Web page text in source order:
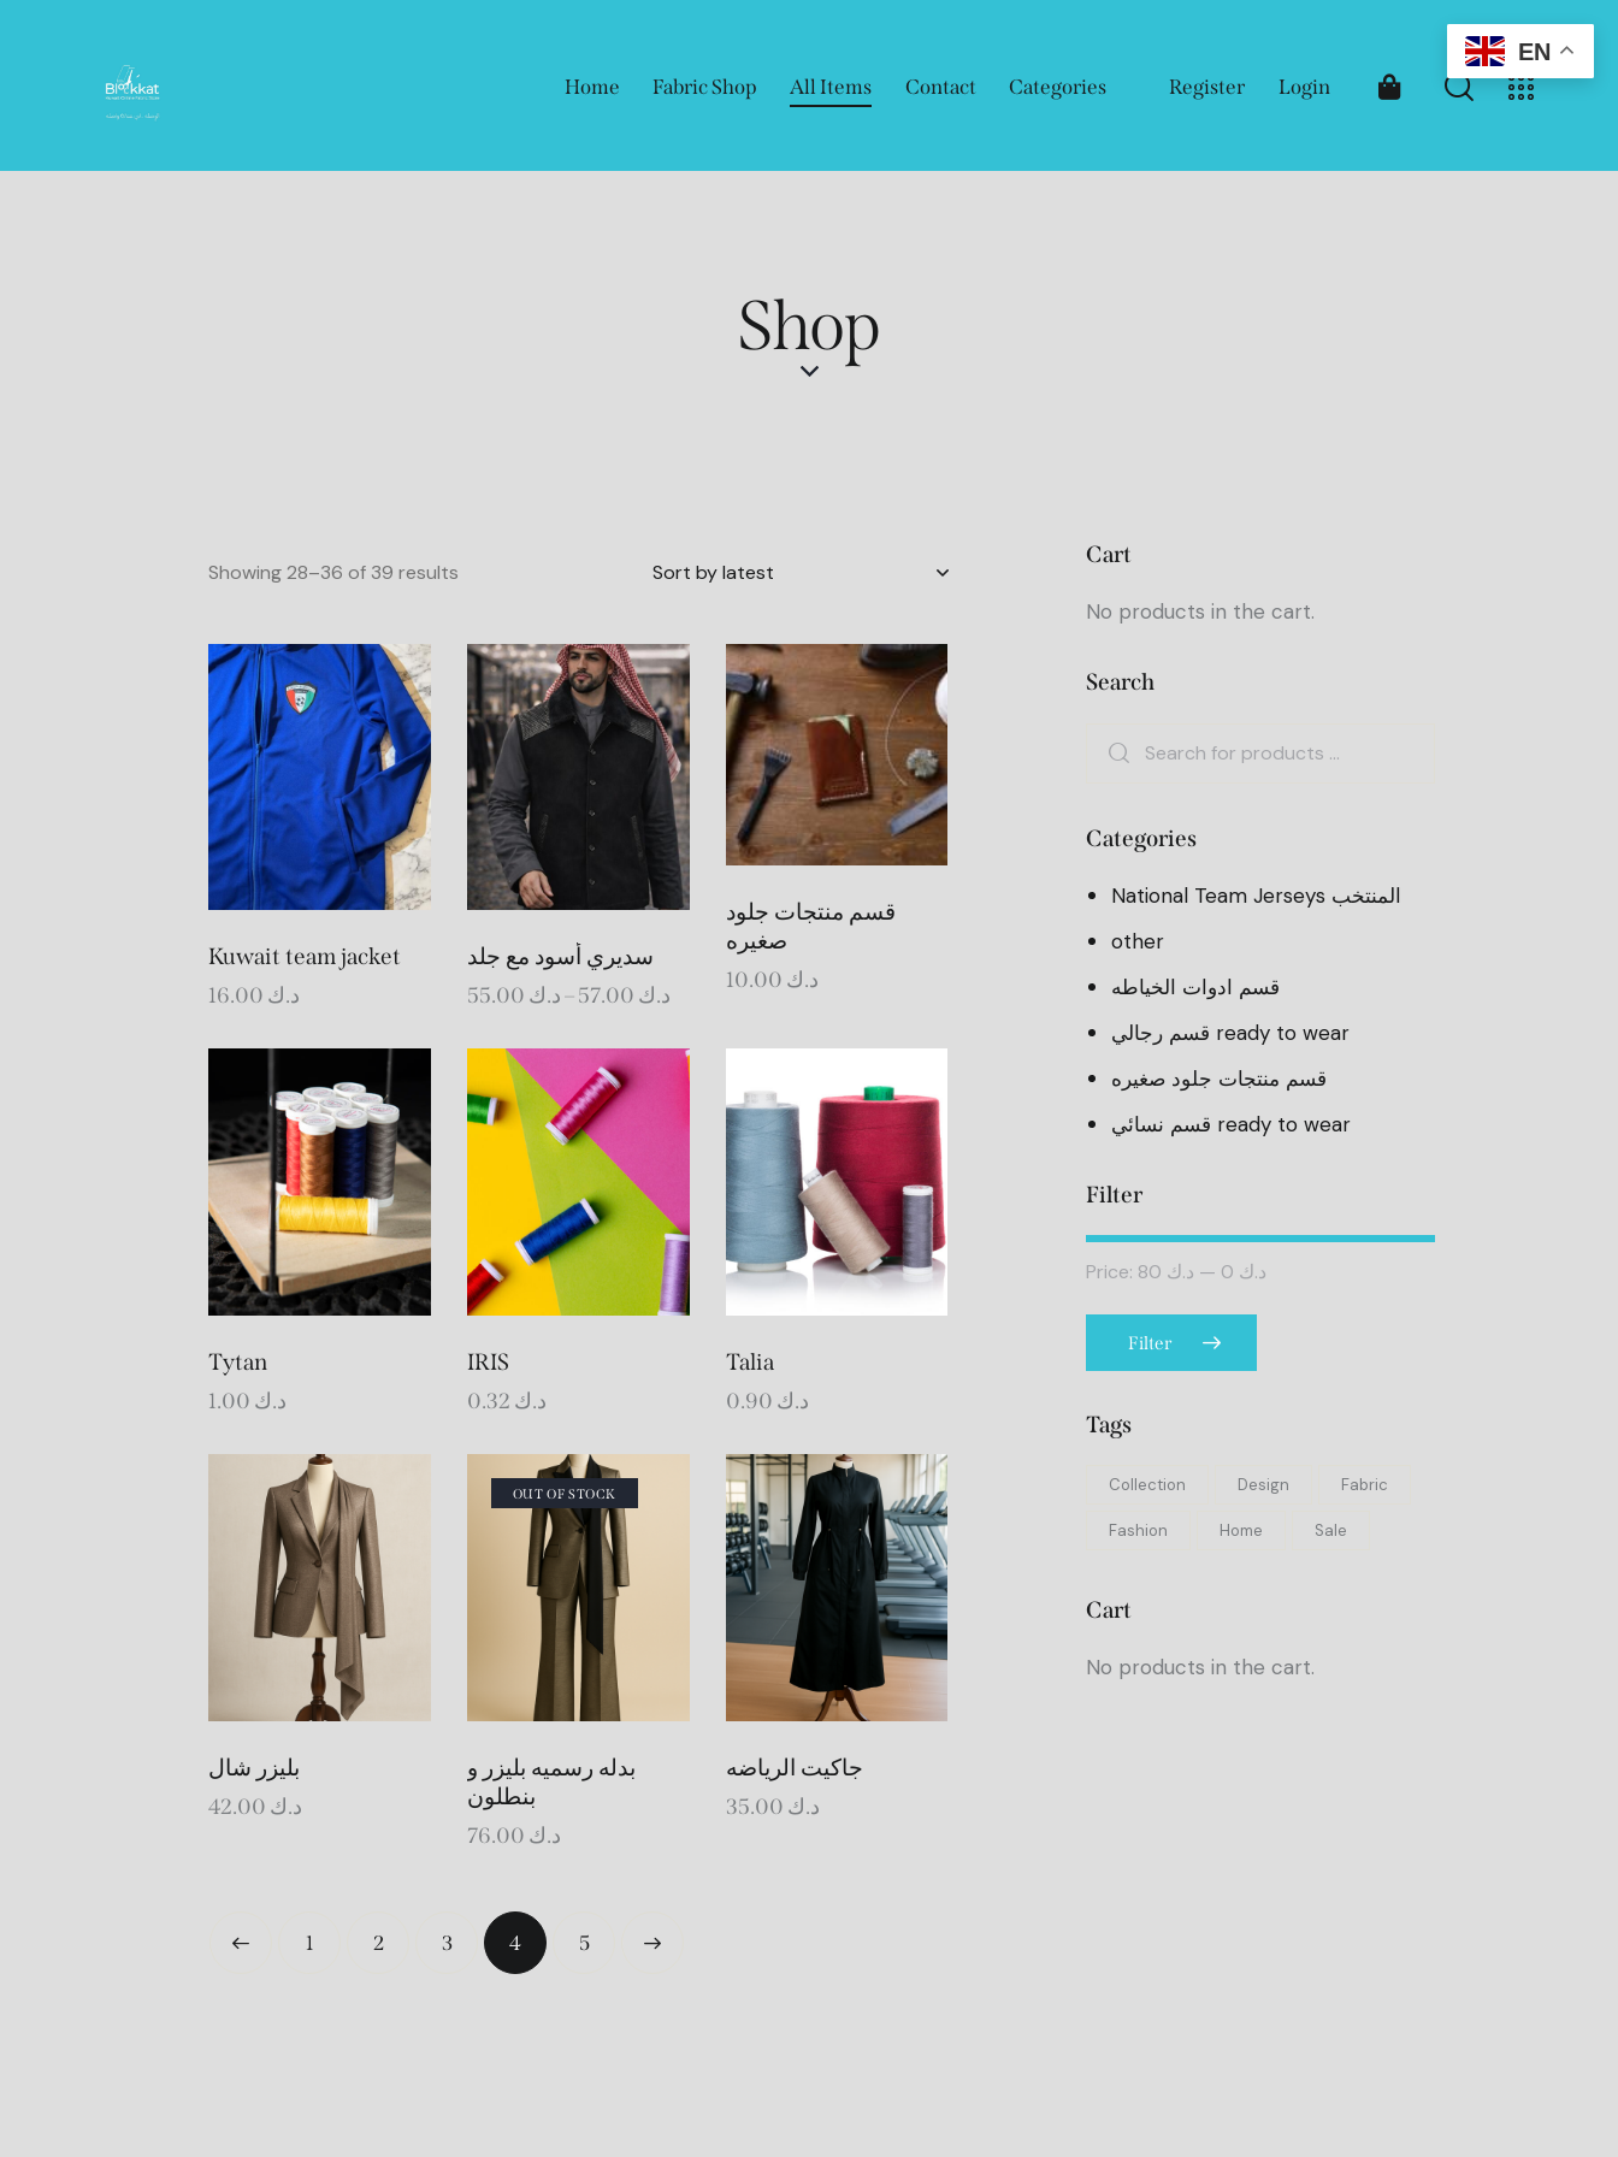
Home Fabric Shop All Items Contact Categories Register Login
Shop
Showing 28–36 of 39 results
Kuwait team jacket
د.ك
سديري أسود مع جلد
د.ك– د.ك
قسم منتجات جلود
صغيره
د.ك
Tytan
د.ك
IRIS
د.ك
Talia
د.ك
بليزر شال
د.ك
OUT OF STOCK
بدله رسميه بليزر و
بنطلون
د.ك
جاكيت الرياضه
د.ك
1 2 3 4 5
Cart
No products in the cart.
Search
Search
Categories
National Team Jerseys المنتخب
other
قسم ادوات الخياطه
قسم رجالي ready to wear
قسم منتجات جلود صغيره
قسم نسائي ready to wear
Filter
Filter
Price: د.ك 0 — د.ك 80
Tags
Collection Design Fabric
Fashion Home Sale
Cart
No products in the cart.
EN